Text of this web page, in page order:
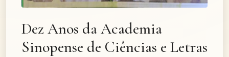
Dez Anos da Academia
Sinopense de Ciências e Letras